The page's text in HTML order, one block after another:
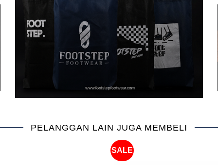
PELANGGAN LAIN JUGA MEMBELI
SALE